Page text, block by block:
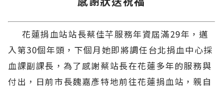
花蓮捐血站站長蔡佳芊服務年資屆滿29年，邁
入第30個年頭，下個月她即將調任台北捐血中心採
血課副課長，為了感謝蔡站長在花蓮多年的服務與
付出，日前市長魏嘉彥特地前往花蓮捐血站，親自